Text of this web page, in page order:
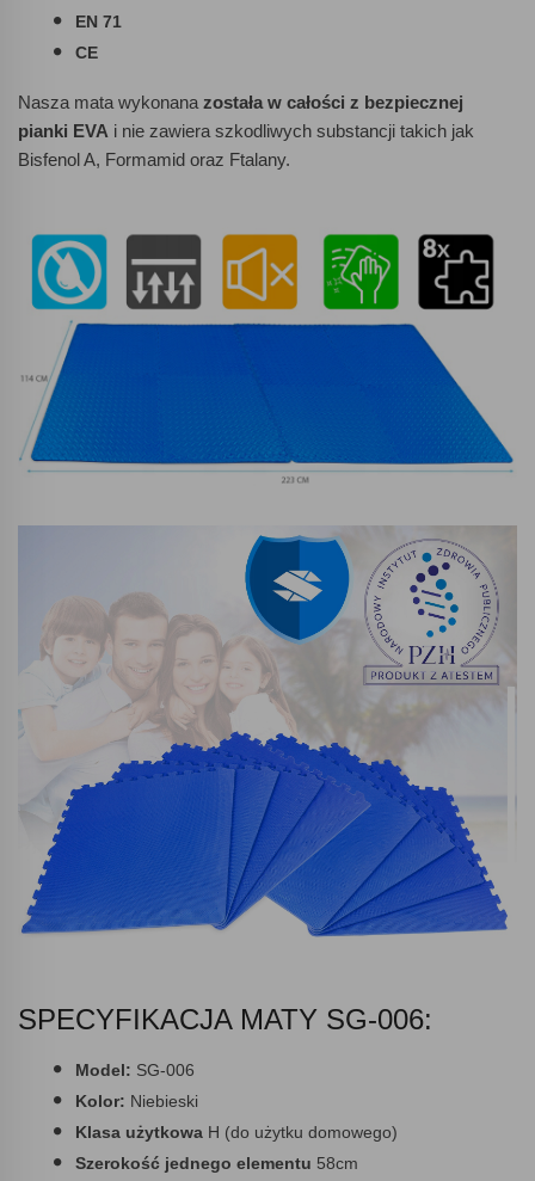
EN 71
CE
Nasza mata wykonana została w całości z bezpiecznej
pianki EVA i nie zawiera szkodliwych substancji takich jak
Bisfenol A, Formamid oraz Ftalany.
SPECYFIKACJA MATY SG-006:
Model: SG-006
Kolor: Niebieski
Klasa użytkowa H (do użytku domowego)
Szerokość jednego elementu 58cm